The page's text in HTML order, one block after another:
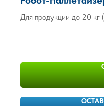
Для продукции до 20 кг